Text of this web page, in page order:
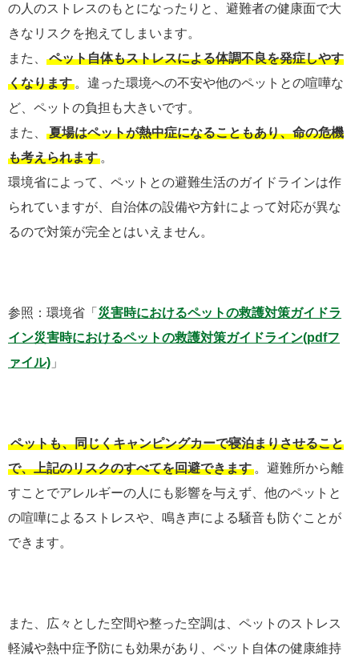
の人のストレスのもとになったりと、避難者の健康面で大
きなリスクを抱えてしまいます。
また、
ペット自体もストレスによる体調不良を発症しやす
くなります 。違った環境への不安や他のペットとの喧嘩な
ど、ペットの負担も大きいです。
また、
夏場はペットが熱中症になることもあり、命の危機
も考えられます 。
環境省によって、ペットとの避難生活のガイドラインは作
られていますが、自治体の設備や方針によって対応が異な
るので対策が完全とはいえません。
参照：環境省「 災害時におけるペットの救護対策ガイドラ
イン災害時におけるペットの救護対策ガイドライン(pdfフ
ァイル) 」
ペットも、同じくキャンピングカーで寝泊まりさせること
で、上記のリスクのすべてを回避できます 。避難所から離
すことでアレルギーの人にも影響を与えず、他のペットと
の喧嘩によるストレスや、鳴き声による騒音も防ぐことが
できます。
また、広々とした空間や整った空調は、ペットのストレス
軽減や熱中症予防にも効果があり、ペット自体の健康維持